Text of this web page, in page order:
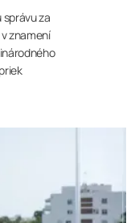
za
znamení